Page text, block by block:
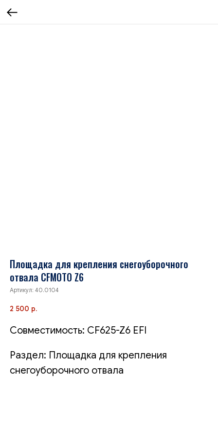
Площадка для крепления снегоуборочного
отвала CFMOTO Z6
Артикул: 40.0104
2 500 р.
Совместимость: CF625-Z6 EFI
Раздел: Площадка для крепления
снегоуборочного отвала